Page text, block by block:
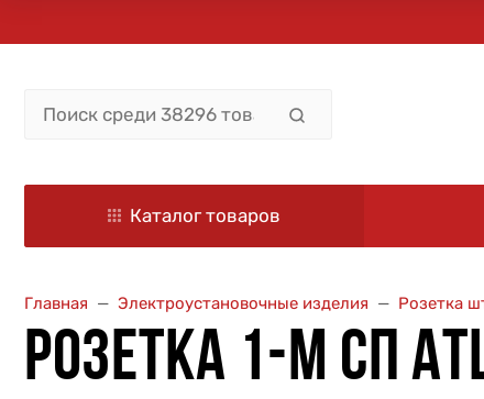
Каталог товаров
Главная Электроустановочные изделия Розетка
РОЗЕТКА 1-М СП